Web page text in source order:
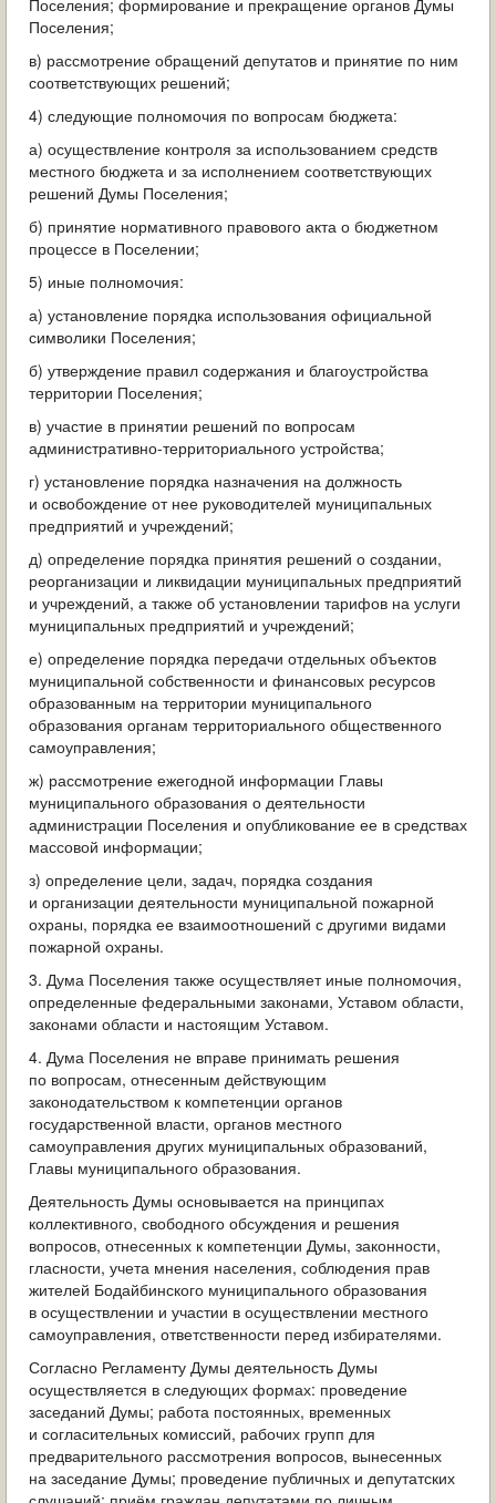
Поселения; формирование и прекращение органов Думы
Поселения;
в) рассмотрение обращений депутатов и принятие по ним
соответствующих решений;
4) следующие полномочия по вопросам бюджета:
а) осуществление контроля за использованием средств
местного бюджета и за исполнением соответствующих
решений Думы Поселения;
б) принятие нормативного правового акта о бюджетном
процессе в Поселении;
5) иные полномочия:
а) установление порядка использования официальной
символики Поселения;
б) утверждение правил содержания и благоустройства
территории Поселения;
в) участие в принятии решений по вопросам
административно-территориального устройства;
г) установление порядка назначения на должность
и освобождение от нее руководителей муниципальных
предприятий и учреждений;
д) определение порядка принятия решений о создании,
реорганизации и ликвидации муниципальных предприятий
и учреждений, а также об установлении тарифов на услуги
муниципальных предприятий и учреждений;
е) определение порядка передачи отдельных объектов
муниципальной собственности и финансовых ресурсов
образованным на территории муниципального
образования органам территориального общественного
самоуправления;
ж) рассмотрение ежегодной информации Главы
муниципального образования о деятельности
администрации Поселения и опубликование ее в средствах
массовой информации;
з) определение цели, задач, порядка создания
и организации деятельности муниципальной пожарной
охраны, порядка ее взаимоотношений с другими видами
пожарной охраны.
3. Дума Поселения также осуществляет иные полномочия,
определенные федеральными законами, Уставом области,
законами области и настоящим Уставом.
4. Дума Поселения не вправе принимать решения
по вопросам, отнесенным действующим
законодательством к компетенции органов
государственной власти, органов местного
самоуправления других муниципальных образований,
Главы муниципального образования.
Деятельность Думы основывается на принципах
коллективного, свободного обсуждения и решения
вопросов, отнесенных к компетенции Думы, законности,
гласности, учета мнения населения, соблюдения прав
жителей Бодайбинского муниципального образования
в осуществлении и участии в осуществлении местного
самоуправления, ответственности перед избирателями.
Согласно Регламенту Думы деятельность Думы
осуществляется в следующих формах: проведение
заседаний Думы; работа постоянных, временных
и согласительных комиссий, рабочих групп для
предварительного рассмотрения вопросов, вынесенных
на заседание Думы; проведение публичных и депутатских